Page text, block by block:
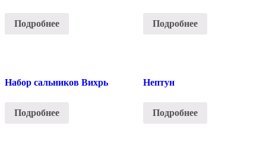
Подробнее Подробнее
Набор сальников Вихрь
Подробнее
Нептун
Подробнее